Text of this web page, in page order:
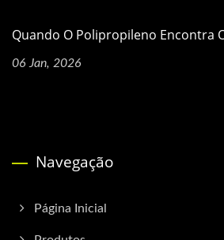
Quando O Polipropileno Encontra
06 Jan, 2026
Navegação
Página Inicial